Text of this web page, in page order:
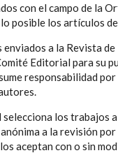
con el campo de la
posible los artículos
a la Revista de
Editorial para su
responsabilidad por
los trabajos
a la revisión por
aceptan con o sin